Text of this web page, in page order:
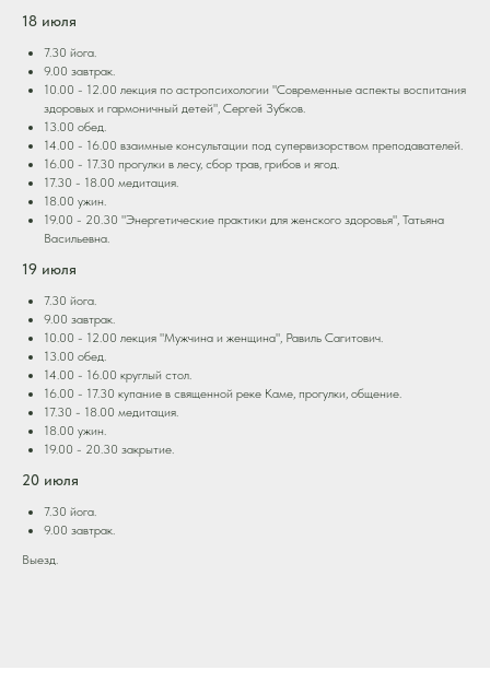
18 июля
7.30 йога.
9.00 завтрак.
10.00 - 12.00 лекция по астропсихологии "Современные аспекты воспитания
здоровых и гармоничный детей", Сергей Зубков.
13.00 обед.
14.00 - 16.00 взаимные консультации под супервизорством преподавателей.
16.00 - 17.30 прогулки в лесу, сбор трав, грибов и ягод.
17.30 - 18.00 медитация.
18.00 ужин.
19.00 - 20.30 "Энергетические практики для женского здоровья", Татьяна
Васильевна.
19 июля
7.30 йога.
9.00 завтрак.
10.00 - 12.00 лекция "Мужчина и женщина", Равиль Сагитович.
13.00 обед.
14.00 - 16.00 круглый стол.
16.00 - 17.30 купание в священной реке Каме, прогулки, общение.
17.30 - 18.00 медитация.
18.00 ужин.
19.00 - 20.30 закрытие.
20 июля
7.30 йога.
9.00 завтрак.
Выезд.